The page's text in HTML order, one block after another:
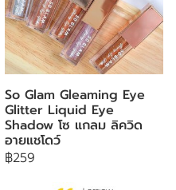
So Glam Gleaming Eye
Glitter Liquid Eye
Shadow โซ แกลม ลิควิด
อายแชโดว์
฿259